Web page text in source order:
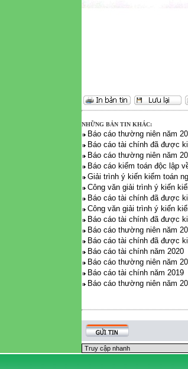
NHỮNG BẢN TIN KHÁC:
Báo cáo thường niên năm
Báo cáo tài chính đã được
Báo cáo thường niên năm
Báo cáo kiểm toán độc lập
Giải trình ý kiến kiểm toán
Công văn giải trình ý kiến
Báo cáo tài chính đã được
Công văn giải trình ý kiến
Báo cáo tài chính đã được
Báo cáo thường niên năm
Báo cáo tài chính đã được
Báo cáo tài chính năm 2020
Báo cáo thường niên năm
Báo cáo tài chính năm 2019
Báo cáo thường niên năm